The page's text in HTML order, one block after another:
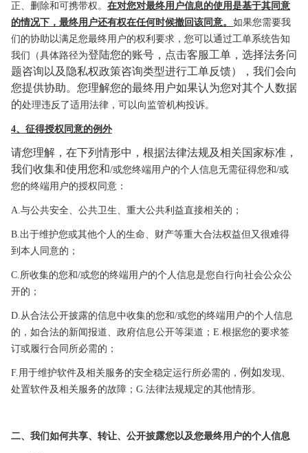
正、删除和可携带权。 在对您对最终用户信息的使用是基于其同意
的情况下，最终用户还有权在任何时候撤回该同意。 如果您需要我
们的协助以满足您最终用户的权利要求，您可以通过工单系统告知
我们（具体路径为登陆您的账号，点击客服工单，选择法务问
题咨询以及隐私权政策咨询类型进行工单反馈），我们会向
您提供协助。您理解您的最终用户如果认为您对其个人数据
的处理违反了适用法律，可以向监管机构投诉。
4、征得授权同意的例外
请您理解，在下列情形中，根据法律法规及相关国家标准，
我们收集和使用您和/或您终端用户的个人信息无需征得您和/或
您的终端用户的授权同意：
A.与公共安全、公共卫生、重大公共利益直接相关的；
B.出于维护您或其他个人的生命、财产等重大合法权益但又很难得
到本人同意的；
C.所收集的您和/或您的终端用户的个人信息是您自行向社会公众公
开的；
D.从合法公开披露的信息中收集的您和/或您的终端用户的个人信息
的，如合法的新闻报道、政府信息公开等渠道； E.根据您的要求签
订或履行合同所必需的；
F.用于维护软件及相关服务的安全稳定运行所必需的， 例如发现、
处置软件及相关服务的故障； G.法律法规规定的其他情形。
二、我们如何共享、转让、公开披露您以及您最终用户的个人信息